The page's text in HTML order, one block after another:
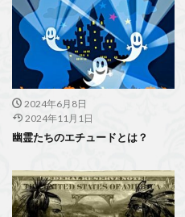
2024年6月8日
2024年11月1日
幽霊たちのエチュードとは？